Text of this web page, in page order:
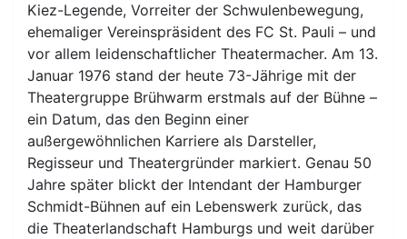
Kiez-Legende, Vorreiter der Schwulenbewegung,
ehemaliger Vereinspräsident des FC St. Pauli – und
vor allem leidenschaftlicher Theatermacher. Am 13.
Januar 1976 stand der heute 73-Jährige mit der
Theatergruppe Brühwarm erstmals auf der Bühne –
ein Datum, das den Beginn einer
außergewöhnlichen Karriere als Darsteller,
Regisseur und Theatergründer markiert. Genau 50
Jahre später blickt der Intendant der Hamburger
Schmidt-Bühnen auf ein Lebenswerk zurück, das
die Theaterlandschaft Hamburgs und weit darüber